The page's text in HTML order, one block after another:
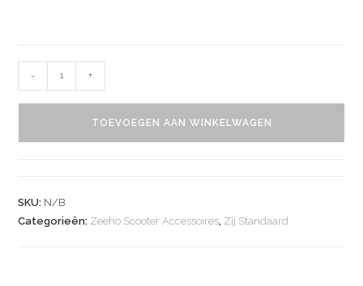
- +
TOEVOEGEN AAN WINKELWAGEN
SKU: N/B
Categorieën: Zeeho Scooter Accessoires, Zij Standaard